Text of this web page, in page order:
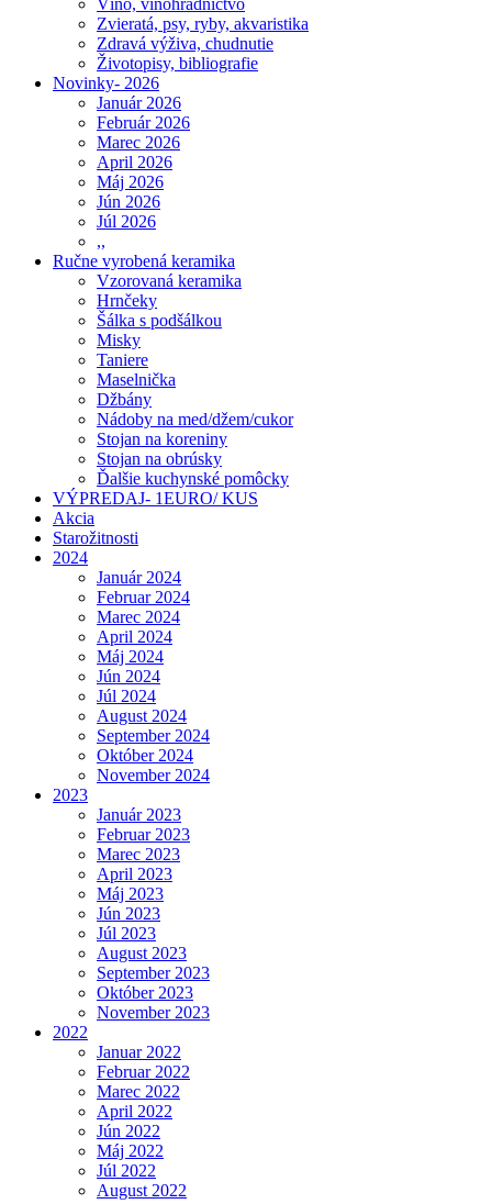
Víno, vinohradníctvo
Zvieratá, psy, ryby, akvaristika
Zdravá výživa, chudnutie
Životopisy, bibliografie
Novinky- 2026
Január 2026
Február 2026
Marec 2026
April 2026
Máj 2026
Jún 2026
Júl 2026
,,
Ručne vyrobená keramika
Vzorovaná keramika
Hrnčeky
Šálka s podšálkou
Misky
Taniere
Maselnička
Džbány
Nádoby na med/džem/cukor
Stojan na koreniny
Stojan na obrúsky
Ďalšie kuchynské pomôcky
VÝPREDAJ- 1EURO/ KUS
Akcia
Starožitnosti
2024
Január 2024
Februar 2024
Marec 2024
April 2024
Máj 2024
Jún 2024
Júl 2024
August 2024
September 2024
Október 2024
November 2024
2023
Január 2023
Februar 2023
Marec 2023
April 2023
Máj 2023
Jún 2023
Júl 2023
August 2023
September 2023
Október 2023
November 2023
2022
Januar 2022
Februar 2022
Marec 2022
April 2022
Jún 2022
Máj 2022
Júl 2022
August 2022